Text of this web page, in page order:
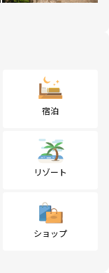
宿泊
リゾート
ショップ